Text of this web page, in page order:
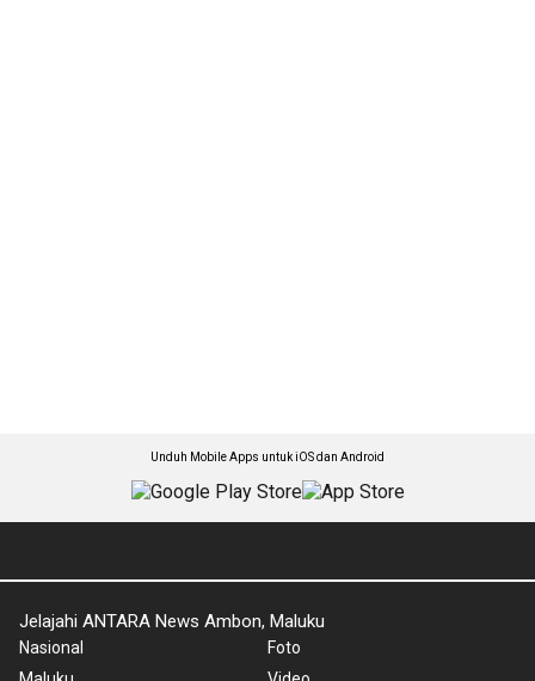
Unduh Mobile Apps untuk iOS dan Android
Jelajahi ANTARA News Ambon, Maluku
Nasional
Foto